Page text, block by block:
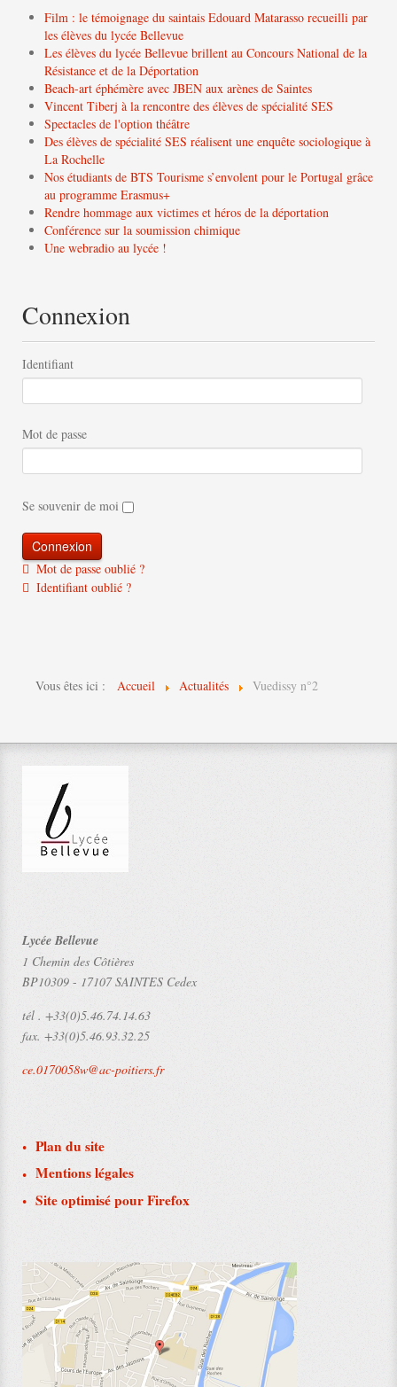
Film : le témoignage du saintais Edouard Matarasso recueilli par
les élèves du lycée Bellevue
Les élèves du lycée Bellevue brillent au Concours National de la
Résistance et de la Déportation
Beach-art éphémère avec JBEN aux arènes de Saintes
Vincent Tiberj à la rencontre des élèves de spécialité SES
Spectacles de l'option théâtre
Des élèves de spécialité SES réalisent une enquête sociologique à
La Rochelle
Nos étudiants de BTS Tourisme s’envolent pour le Portugal grâce
au programme Erasmus+
Rendre hommage aux victimes et héros de la déportation
Conférence sur la soumission chimique
Une webradio au lycée !
Connexion
Identifiant
Mot de passe
Se souvenir de moi
Mot de passe oublié ?
Identifiant oublié ?
Vous êtes ici : Accueil Actualités Vuedissy n°2
Lycée Bellevue
1 Chemin des Côtières
BP10309 - 17107 SAINTES Cedex
tél . +33(0)5.46.74.14.63
fax. +33(0)5.46.93.32.25
ce.0170058w@ac-poitiers.fr
Plan du site
Mentions légales
Site optimisé pour Firefox